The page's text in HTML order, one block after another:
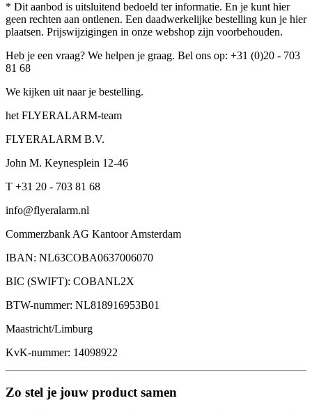
* Dit aanbod is uitsluitend bedoeld ter informatie. En je kunt hier
geen rechten aan ontlenen. Een daadwerkelijke bestelling kun je hier
plaatsen. Prijswijzigingen in onze webshop zijn voorbehouden.
Heb je een vraag? We helpen je graag. Bel ons op: +31 (0)20 - 703
81 68
We kijken uit naar je bestelling.
het FLYERALARM-team
FLYERALARM B.V.
John M. Keynesplein 12-46
T +31 20 - 703 81 68
info@flyeralarm.nl
Commerzbank AG Kantoor Amsterdam
IBAN: NL63COBA0637006070
BIC (SWIFT): COBANL2X
BTW-nummer: NL818916953B01
Maastricht/Limburg
KvK-nummer: 14098922
Zo stel je jouw product samen